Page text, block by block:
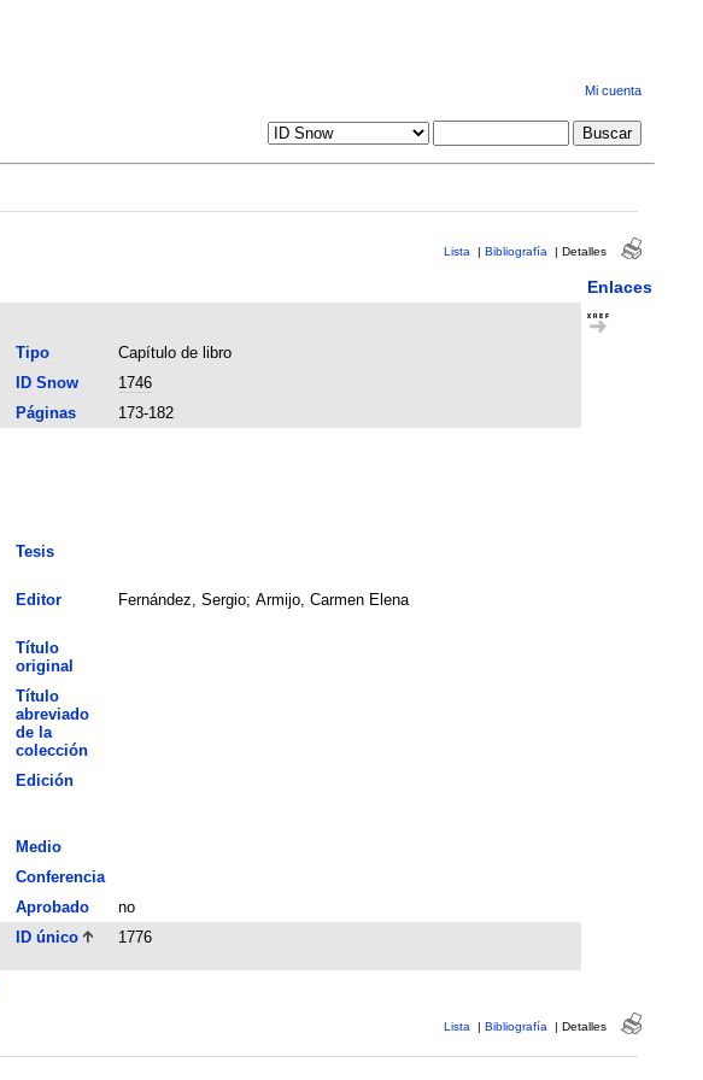
Mi cuenta
Lista | Bibliografía | Detalles
Enlaces
Tipo
Capítulo de libro
ID Snow
1746
Páginas
173-182
Tesis
Editor Fernández, Sergio; Armijo, Carmen Elena
Título
original
Título
abreviado
de la
colección
Edición
Medio
Conferencia
Aprobado
no
ID único 1776
Lista | Bibliografía | Detalles